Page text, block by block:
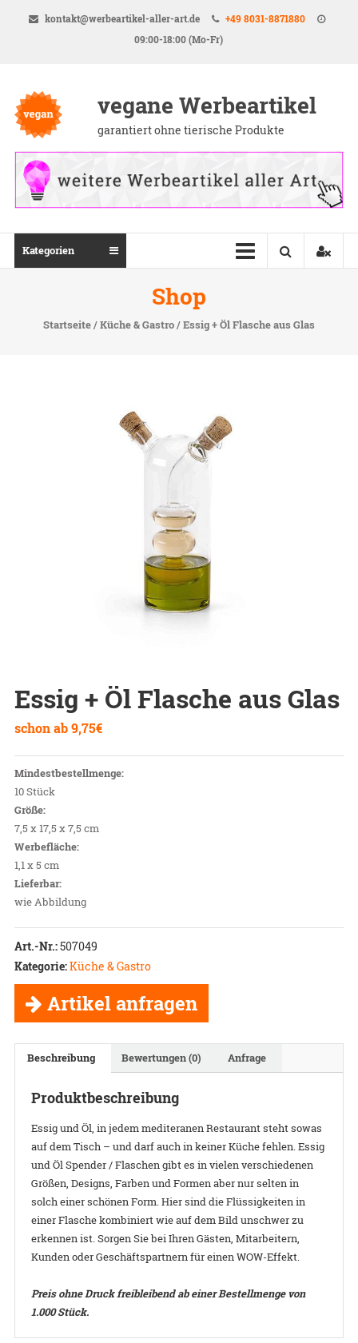
kontakt@werbeartikel-aller-art.de
+49 8031-8871880
09:00-18:00 (Mo-Fr)
vegane Werbeartikel
garantiert ohne tierische Produkte
Kategorien
Shop
Startseite/Küche & Gastro/ Essig + Öl Flasche aus Glas
Essig + Öl Flasche aus Glas
schon ab9,75€
Mindestbestellmenge:
10 Stück
Größe:
7,5 x 17,5 x 7,5 cm
Werbefläche:
1,1 x 5 cm
Lieferbar:
wie Abbildung
Art.-Nr.:507049
Kategorie:Küche & Gastro
Artikel anfragen
Beschreibung Bewertungen (0) Anfrage
Produktbeschreibung
Essig und Öl, in jedem mediteranen Restaurant steht sowas
auf dem Tisch – und darf auch in keiner Küche fehlen. Essig
und Öl Spender / Flaschen gibt es in vielen verschiedenen
Größen, Designs, Farben und Formen aber nur selten in
solch einer schönen Form. Hier sind die Flüssigkeiten in
einer Flasche kombiniert wie auf dem Bild unschwer zu
erkennen ist. Sorgen Sie bei Ihren Gästen, Mitarbeitern,
Kunden oder Geschäftspartnern für einen WOW-Effekt.
Preis ohne Druck freibleibend ab einer Bestellmenge von
1.000 Stück.